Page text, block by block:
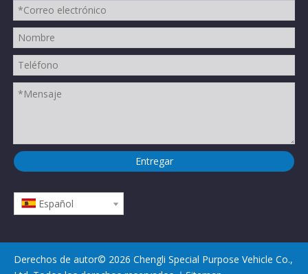
Entregar
Español
Derechos de autor© 2026 Chengli Special Purpose Vehicle Co.,